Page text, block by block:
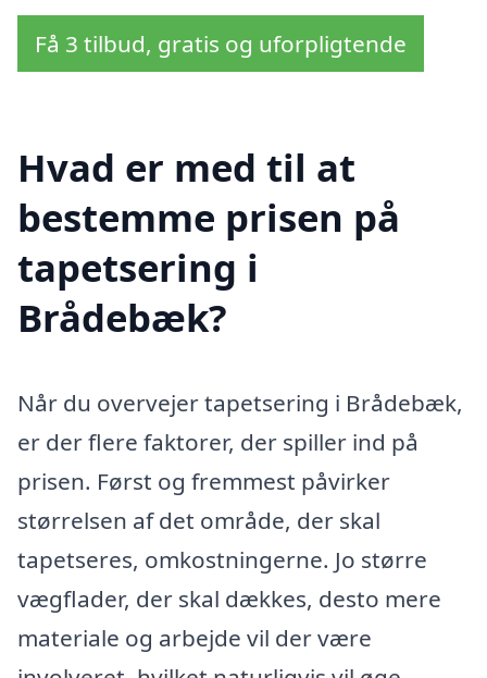
Få 3 tilbud, gratis og uforpligtende
Hvad er med til at
bestemme prisen på
tapetsering i
Brådebæk?
Når du overvejer tapetsering i Brådebæk,
er der flere faktorer, der spiller ind på
prisen. Først og fremmest påvirker
størrelsen af det område, der skal
tapetseres, omkostningerne. Jo større
vægflader, der skal dækkes, desto mere
materiale og arbejde vil der være